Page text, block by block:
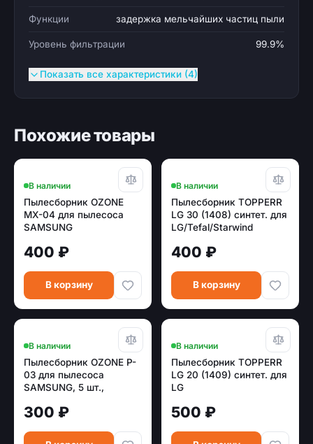
Функции задержка мельчайших частиц пыли
Уровень фильтрации 99.9%
Показать все характеристики (4)
Похожие товары
В наличии
Пылесборник OZONE
MX-04 для пылесоса
SAMSUNG
синтетика (тип
VP-95.)
400 ₽
В корзину
В наличии
Пылесборник TOPPERR
LG 30 (1408) синтет. для
LG/Tefal/Starwind
400 ₽
В корзину
В наличии
Пылесборник OZONE P-
03 для пылесоса
SAMSUNG, 5 шт.,
оригинального мешка:
300 ₽
В наличии
Пылесборник TOPPERR
LG 20 (1409) синтет. для
LG
500 ₽